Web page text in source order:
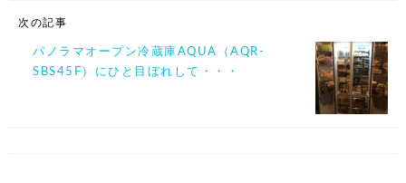
次の記事
パノラマオープン冷蔵庫AQUA（AQR-
SBS45F）にひと目ぼれして・・・